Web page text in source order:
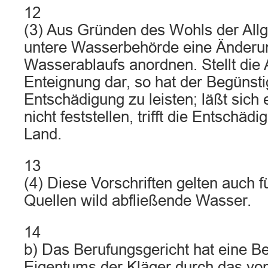
12
(3) Aus Gründen des Wohls der
untere Wasserbehörde eine
Wasserablaufs anordnen. Stellt die
Enteignung dar, so hat der
Entschädigung zu leisten; läßt sich
nicht feststellen, trifft die
Land.
13
(4) Diese Vorschriften gelten auch
Quellen wild abfließende Wasser.
14
b) Das Berufungsgericht hat eine